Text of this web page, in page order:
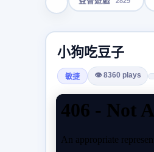
小狗吃豆子
敏捷 👁 8360 plays